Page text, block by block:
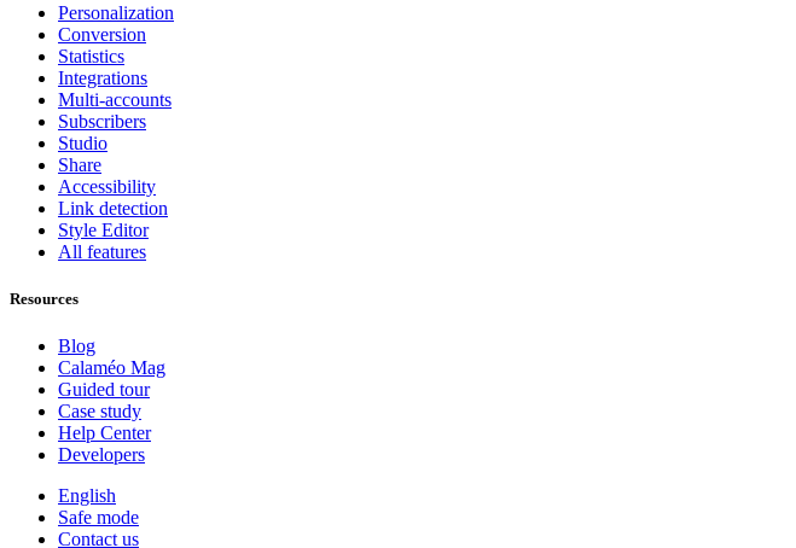
Personalization
Conversion
Statistics
Integrations
Multi-accounts
Subscribers
Studio
Share
Accessibility
Link detection
Style Editor
All features
Resources
Blog
Calaméo Mag
Guided tour
Case study
Help Center
Developers
English
Safe mode
Contact us